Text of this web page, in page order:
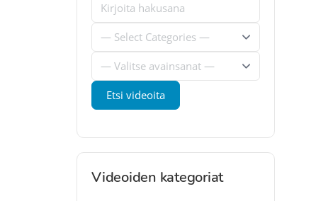
Videoiden kategoriat